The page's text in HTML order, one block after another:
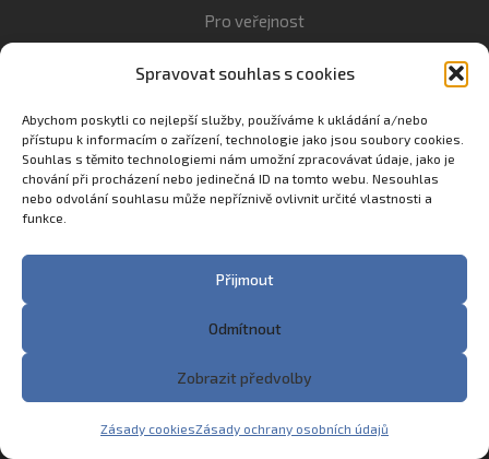
Spravovat souhlas s cookies
Abychom poskytli co nejlepší služby, používáme k ukládání a/nebo
přístupu k informacím o zařízení, technologie jako jsou soubory cookies.
Souhlas s těmito technologiemi nám umožní zpracovávat údaje, jako je
chování při procházení nebo jedinečná ID na tomto webu. Nesouhlas
nebo odvolání souhlasu může nepříznivě ovlivnit určité vlastnosti a
funkce.
Přijmout
Odmítnout
Zobrazit předvolby
Zásady cookiesZásady ochrany osobních údajů
Pro veřejnost
Atletický areál Hořice
Sportovní zařízení
Dny otevřených dveří
Zásady ochrany osobních údajů
Přihlášení k emailu
Administrace
Gymnázium
Agropodnikání